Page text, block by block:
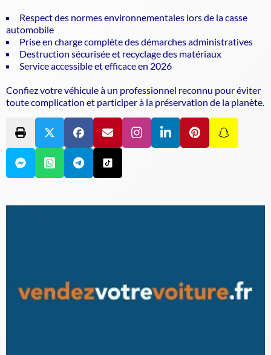
Respect des normes environnementales lors de la casse
automobile
Prise en charge complète des démarches administratives
Destruction sécurisée et recyclage des matériaux
Service accessible et efficace en 2026
Confiez votre véhicule à un professionnel reconnu pour éviter
toute complication et participer à la préservation de la planète.